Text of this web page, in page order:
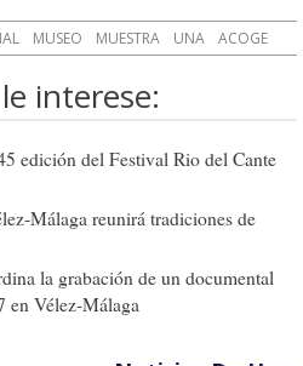
MUSEO MUESTRA UNA ACOGE
interese:
edición del Festival Rio del Cante
Málaga reunirá tradiciones de
la grabación de un documental
en Vélez-Málaga